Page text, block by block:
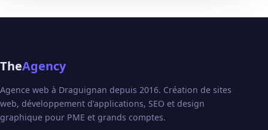
TheAgency
Agence web à Draguignan depuis 2016. Création de sites
web, développement d'applications, SEO et design
graphique pour PME et grands comptes.